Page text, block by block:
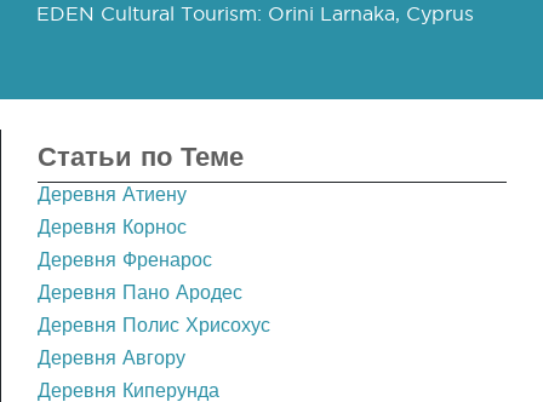
EDEN Cultural Tourism: Orini Larnaka, Cyprus
Статьи по Теме
Деревня Атиену
Деревня Корнос
Деревня Френарос
Деревня Пано Ародес
Деревня Полис Хрисохус
Деревня Авгору
Деревня Киперунда